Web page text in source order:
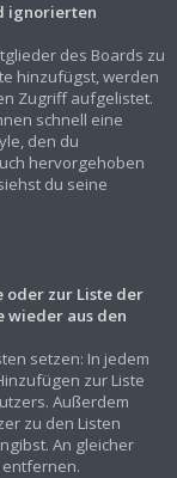
ignorierten
des Boards zu
hinzufügst, werden
Zugriff aufgelistet.
schnell eine
den du
hervorgehoben
du seine
oder zur Liste der
aus den
setzen: In jedem
zur Liste
Außerdem
zu den Listen
An gleicher
entfernen.